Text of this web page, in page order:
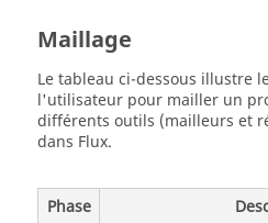
Maillage
Le tableau ci-dessous illustre
l'utilisateur pour mailler un
différents outils (mailleurs et
dans Flux.
Phase